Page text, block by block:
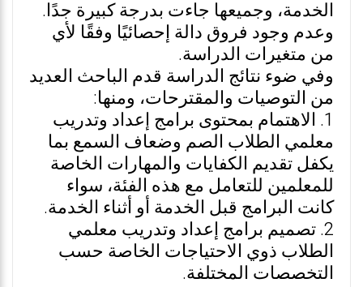
الخدمة، وجميعها جاءت بدرجة كبيرة جدًا.
وعدم وجود فروق دالة إحصائيًا وفقًا لأي
من متغيرات الدراسة.
وفي ضوء نتائج الدراسة قدم الباحث العديد
من التوصيات والمقترحات، ومنها:
1. الاهتمام بمحتوى برامج إعداد وتدريب
معلمي الطلاب الصم وضعاف السمع بما
يكفل تقديم الكفايات والمهارات الخاصة
للمعلمين للتعامل مع هذه الفئة، سواء
كانت البرامج قبل الخدمة أو أثناء الخدمة.
2. تصميم برامج إعداد وتدريب معلمي
الطلاب ذوي الاحتياجات الخاصة حسب
التخصصات المختلفة.